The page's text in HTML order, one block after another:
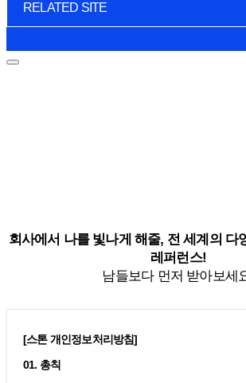
RELATED SITE
회사에서 나를 빛나게 해줄, 전 세계의 다
레퍼런스!
남들보다 먼저 받아보세
[스톤 개인정보처리방침]
01. 총칙